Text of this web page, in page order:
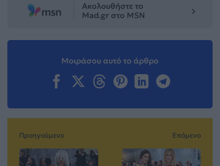
Ακολουθήστε το
Mad.gr στο MSN
Μοιράσου αυτό το άρθρο
Προηγούμενο Επόμενο